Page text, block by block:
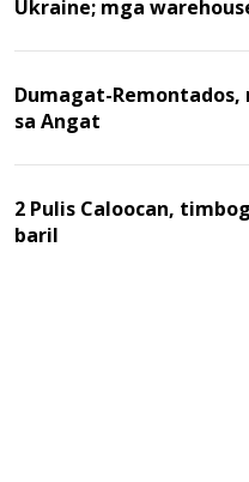
Ukraine; mga
Dumagat-Remontados,
sa Angat
2 Pulis Caloocan,
baril